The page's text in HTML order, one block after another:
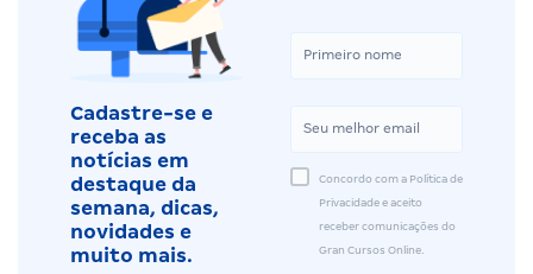
Cadastre-se e
receba as
notícias em
destaque da
semana, dicas,
novidades e
muito mais.
Concordo com a Política de
Privacidade e aceito
receber comunicações do
Gran Cursos Online.